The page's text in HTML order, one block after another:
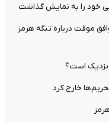
خود را به نمایش گذاشت
موقت درباره تنگه هرمز
نزدیک است؟